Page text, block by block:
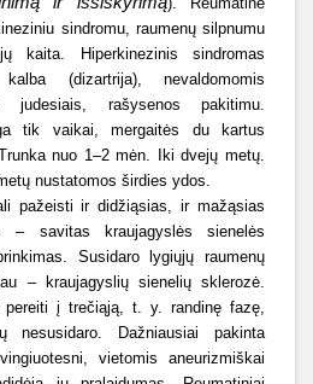
sindromu, raumenų silpnumu
kaita. Hiperkinezinis sindromas
(dizartrija), nevaldomomis
judesiais, rašysenos pakitimu.
tik vaikai, mergaitės du kartus
nuo 1–2 mėn. Iki dvejų metų.
nustatomos širdies ydos.
pažeisti ir didžiąsias, ir mažąsias
– savitas kraujagyslės sienelės
Susidaro lygiųjų raumenų
– kraujagyslių sienelių sklerozė.
pereiti į trečiąją, t. y. randinę fazę,
nesusidaro. Dažniausiai pakinta
vietomis aneurizmiškai